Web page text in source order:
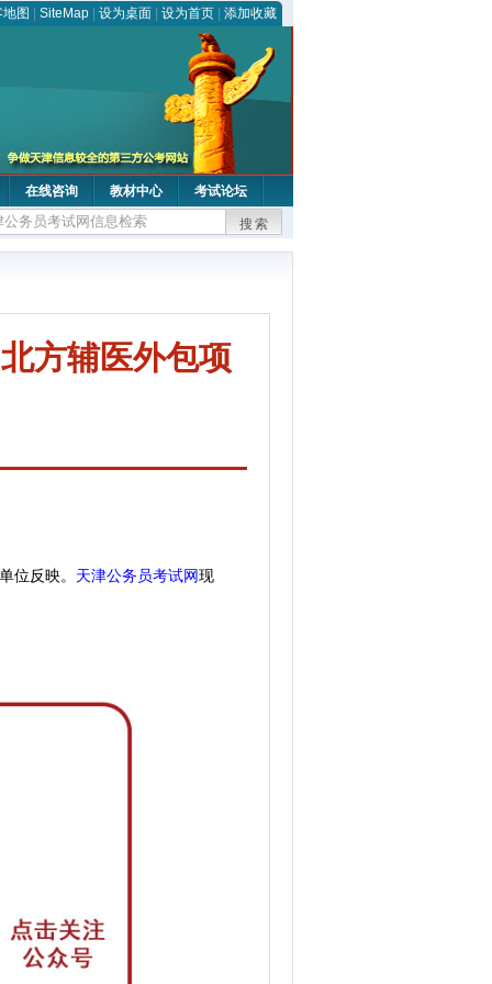
图 SiteMap 设为桌面 设为首页 添加收藏
在线咨询 教材中心 考试论坛
搜索
方辅医外包项
位反映。 天津公务员考试网现